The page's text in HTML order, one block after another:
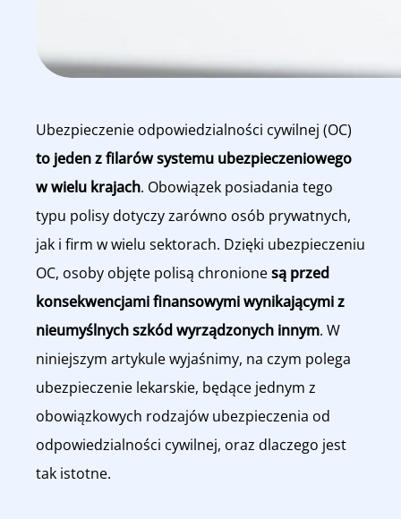
Ubezpieczenie odpowiedzialności cywilnej (OC)
to jeden z filarów systemu ubezpieczeniowego
w wielu krajach. Obowiązek posiadania tego
typu polisy dotyczy zarówno osób prywatnych,
jak i firm w wielu sektorach. Dzięki ubezpieczeniu
OC, osoby objęte polisą chronionesą przed
konsekwencjami finansowymi wynikającymi z
nieumyślnych szkód wyrządzonych innym. W
niniejszym artykule wyjaśnimy, na czym polega
ubezpieczenie lekarskie, będące jednym z
obowiązkowych rodzajów ubezpieczenia od
odpowiedzialności cywilnej, oraz dlaczego jest
tak istotne.